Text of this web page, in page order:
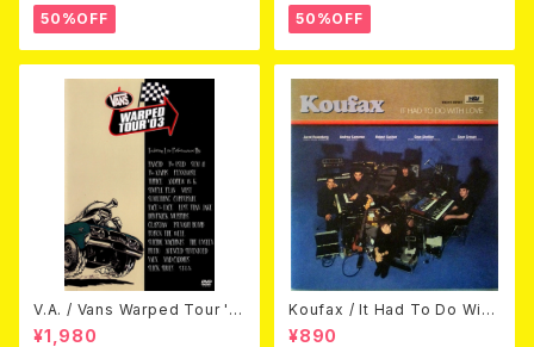
50%OFF 50%OFF
V.A. / Vans Warped Tour '0
3 (DVD)
¥1,980
Koufax / It Had To Do With
Love (CD)
¥890